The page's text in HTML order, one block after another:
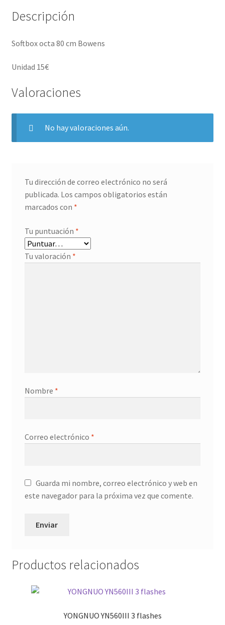
Descripción
Softbox octa 80 cm Bowens
Unidad 15€
Valoraciones
No hay valoraciones aún.
Tu dirección de correo electrónico no será
publicada. Los campos obligatorios están
marcados con *
Tu puntuación *
Tu valoración *
Nombre *
Correo electrónico *
Guarda mi nombre, correo electrónico y web en
este navegador para la próxima vez que comente.
Productos relacionados
YONGNUO YN560III 3 flashes